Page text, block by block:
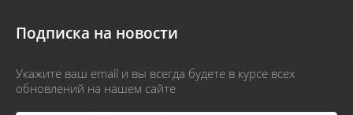
Подписка на новости
Укажите ваш email и вы всегда будете в курсе всех
обновлений на нашем сайте